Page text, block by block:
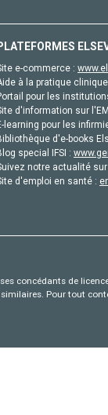
e-commerce :
à la pratique
pour les
d'information sur
learning pour les
d'e-books
special IFSI :
notre actualité
d'emploi en santé :
concédants de
Pour tout